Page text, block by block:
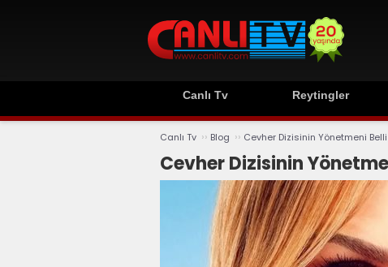
Canlı Tv Reytingler
Canlı Tv ›› Blog ›› Cevher Dizisinin Yönetmeni
Cevher Dizisinin